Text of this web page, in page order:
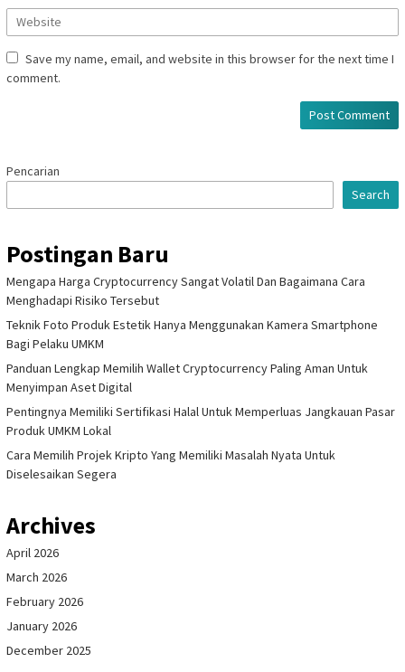
Save my name, email, and website in this browser for the next time I
comment.
Pencarian
Search
Postingan Baru
Mengapa Harga Cryptocurrency Sangat Volatil Dan Bagaimana Cara
Menghadapi Risiko Tersebut
Teknik Foto Produk Estetik Hanya Menggunakan Kamera Smartphone
Bagi Pelaku UMKM
Panduan Lengkap Memilih Wallet Cryptocurrency Paling Aman Untuk
Menyimpan Aset Digital
Pentingnya Memiliki Sertifikasi Halal Untuk Memperluas Jangkauan Pasar
Produk UMKM Lokal
Cara Memilih Projek Kripto Yang Memiliki Masalah Nyata Untuk
Diselesaikan Segera
Archives
April 2026
March 2026
February 2026
January 2026
December 2025